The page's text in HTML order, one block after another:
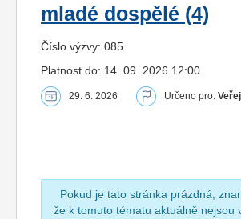
mladé dospělé (4)
Číslo výzvy: 085
Platnost do: 14. 09. 2026 12:00
29. 6. 2026 Určeno pro:
Pokud je tato stránka prázdná,
že k tomuto tématu aktuálně nejsou